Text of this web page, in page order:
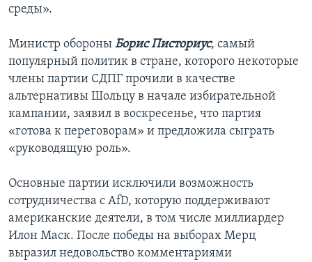
среды».
Министр обороны Борис Писториус, самый
популярный политик в стране, которого некоторые
члены партии СДПГ прочили в качестве
альтернативы Шольцу в начале избирательной
кампании, заявил в воскресенье, что партия
«готова к переговорам» и предложила сыграть
«руководящую роль».
Основные партии исключили возможность
сотрудничества с AfD, которую поддерживают
американские деятели, в том числе миллиардер
Илон Маск. После победы на выборах Мерц
выразил недовольство комментариями